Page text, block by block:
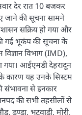
देर रात 10 बजकर
की सूचना सामने
सक्रिय हो गया और
गई भूकंप की सूचना के
विज्ञान विभाग (IMD),
गया। आईएमडी देहरादून
कारण यह उनके सिस्टम
संभावना से इनकार
की सभी तहसीलों से
डुण्डा, भटवाड़ी, मोरी,